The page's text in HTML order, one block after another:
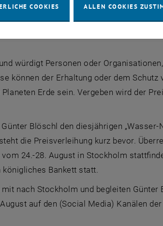
würdigt Personen oder
können der Erhaltung oder dem
Erde sein. Vergeben wird der
Blöschl den diesjährigen „Wasser-
die Preisverleihung kurz bevor.
vom 24.-28. August in Stockholm
Bankett statt.
nach Stockholm und begleiten Günter
auf den (Social Media) Kanälen
COOKIES ALLEN COOKIES